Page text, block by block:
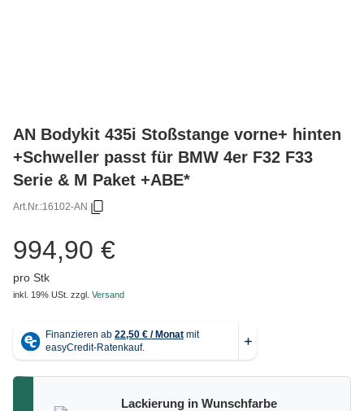
AN Bodykit 435i Stoßstange vorne+ hinten
+Schweller passt für BMW 4er F32 F33
Serie & M Paket +ABE*
Art.Nr.:16102-AN
994,90 €
pro Stk
inkl. 19% USt. zzgl. Versand
Lackierung in Wunschfarbe